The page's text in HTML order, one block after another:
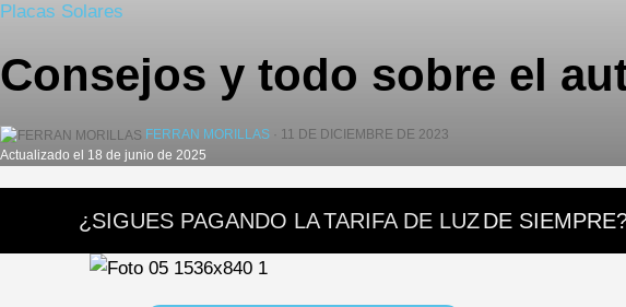
Placas Solares
Consejos y todo sobre el
FERRAN MORILLAS · 11 DE DICIEMBRE DE 2023
Actualizado el 18 de junio de 2025
¿SIGUES PAGANDO LATARIFA DE LUZDE